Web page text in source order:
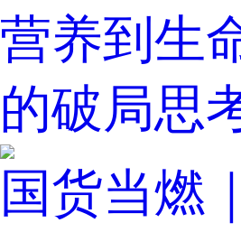
营养到生
的破局思
国货当燃